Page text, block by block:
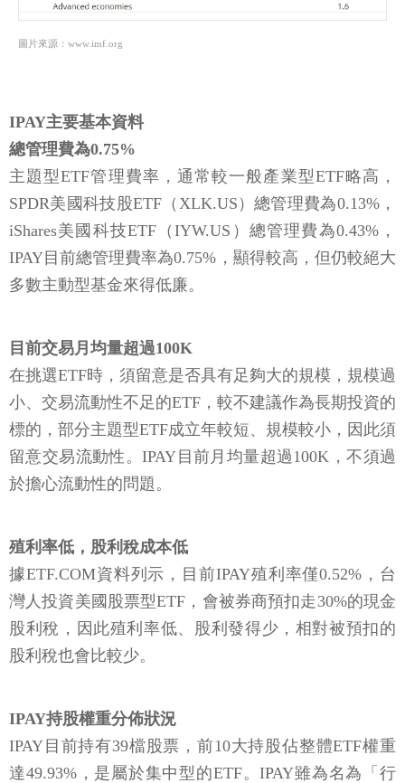
圖片來源：www.imf.org
IPAY主要基本資料
總管理費為0.75%
主題型ETF管理費率，通常較一般產業型ETF略高，
SPDR美國科技股ETF（XLK.US）總管理費為0.13%，
iShares美國科技ETF（IYW.US）總管理費為0.43%，
IPAY目前總管理費率為0.75%，顯得較高，但仍較絕大
多數主動型基金來得低廉。
目前交易月均量超過100K
在挑選ETF時，須留意是否具有足夠大的規模，規模過
小、交易流動性不足的ETF，較不建議作為長期投資的
標的，部分主題型ETF成立年較短、規模較小，因此須
留意交易流動性。IPAY目前月均量超過100K，不須過
於擔心流動性的問題。
殖利率低，股利稅成本低
據ETF.COM資料列示，目前IPAY殖利率僅0.52%，台
灣人投資美國股票型ETF，會被券商預扣走30%的現金
股利稅，因此殖利率低、股利發得少，相對被預扣的
股利稅也會比較少。
IPAY持股權重分佈狀況
IPAY目前持有39檔股票，前10大持股佔整體ETF權重
達49.93%，是屬於集中型的ETF。IPAY雖為名為「行